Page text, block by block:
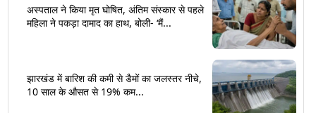
अस्पताल ने किया मृत घोषित, अंतिम संस्कार से पहले
महिला ने पकड़ा दामाद का हाथ, बोली- ‘मैं...
झारखंड में बारिश की कमी से डैमों का जलस्तर नीचे,
10 साल के औसत से 19% कम...